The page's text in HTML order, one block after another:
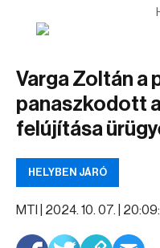
Varga Zoltán a
panaszkodott
felújítása
HELYBEN JÁRÓ
MTI | 2024. 10. 07. |